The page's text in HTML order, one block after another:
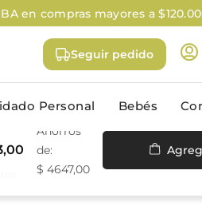
Legales
Seguir pedido
Higiene
Personal Bebés
,00
$ 4647,00